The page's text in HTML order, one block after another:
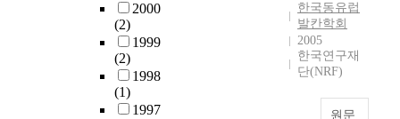
2000
(2)
1999
(2)
1998
(1)
1997
한국동유럽
발칸학회
2005
한국연구재
단(NRF)
원문